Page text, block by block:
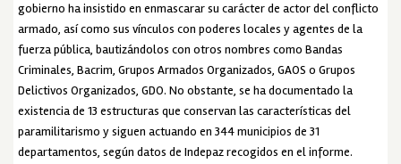
gobierno ha insistido en enmascarar su carácter de actor del conflicto
armado, así como sus vínculos con poderes locales y agentes de la
fuerza pública, bautizándolos con otros nombres como Bandas
Criminales, Bacrim, Grupos Armados Organizados, GAOS o Grupos
Delictivos Organizados, GDO. No obstante, se ha documentado la
existencia de 13 estructuras que conservan las características del
paramilitarismo y siguen actuando en 344 municipios de 31
departamentos, según datos de Indepaz recogidos en el informe.